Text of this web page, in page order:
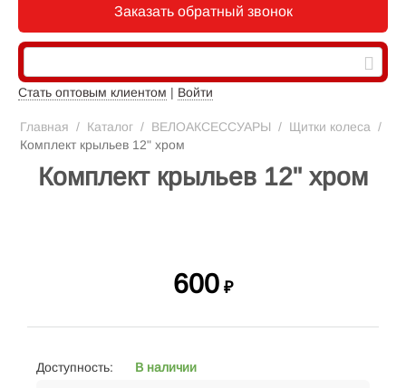
Заказать обратный звонок
Стать оптовым клиентом | Войти
Главная / Каталог / ВЕЛОАКСЕССУАРЫ / Щитки колеса /
Комплект крыльев 12" хром
Комплект крыльев 12" хром
600 ₽
Доступность:
В наличии